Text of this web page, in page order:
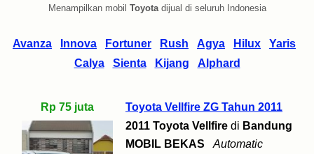
Menampilkan mobil Toyotadijual di seluruh Indonesia
Avanza Innova Fortuner Rush Agya Hilux
Yaris
Calya
Sienta Kijang Alphard
Rp 75 juta
Toyota Vellfire ZG Tahun 2011
2011 Toyota Vellfire di Bandung
MOBIL BEKAS
Automatic